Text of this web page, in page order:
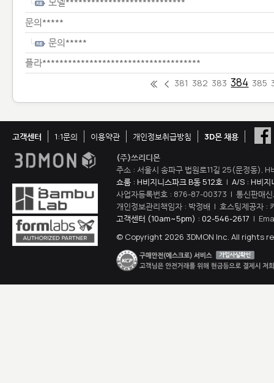
문의*****
문의*****
플라*************************************
381 382 383 384 385
고객센터 1:1문의 이용약관 개인정보취급방침
3D몬 채용
(주)쓰리디몬
주소 : 서울시 송파구 법원로11길 25(문정동),
쇼룸 : H비지니스파크 B동 512호 | A/S : H비지
사업자등록번호 : 876-87-00373 | 통신판매
개인정보관리책임자 : 박정배 | 호스팅제공자 :
고객센터 (10am~5pm) : 02-546-2617 |
© Copyright 2026 3DMON Inc. All rights